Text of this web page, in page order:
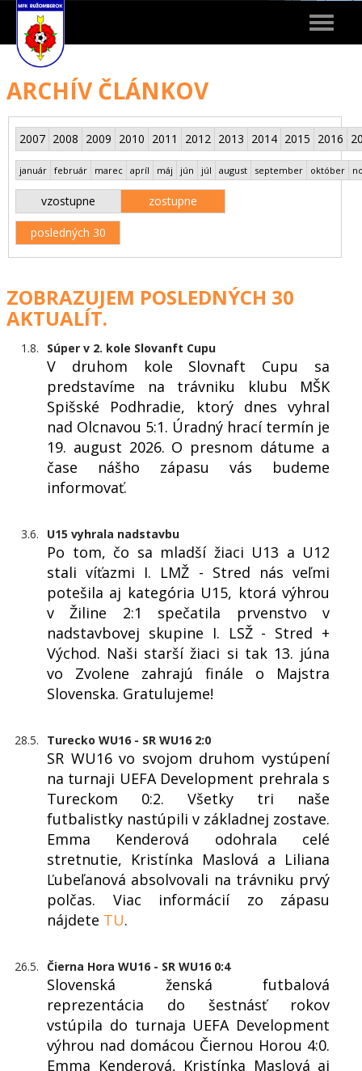
Toggle
ARCHÍV ČLÁNKOV
2007 2008 2009 2010 2011 2012 2013 2014 2015 2016
január február marec apríl máj jún júl august september október
vzostupne zostupne
posledných 30
ZOBRAZUJEM POSLEDNÝCH 30
AKTUALÍT.
1.8. Súper v 2. kole Slovanft Cupu
V druhom kole Slovnaft Cupu sa
predstavíme na trávniku klubu MŠK
Spišské Podhradie, ktorý dnes vyhral
nad Olcnavou 5:1. Úradný hrací termín je
19. august 2026. O presnom dátume a
čase nášho zápasu vás budeme
informovať.
3.6. U15 vyhrala nadstavbu
Po tom, čo sa mladší žiaci U13 a U12
stali víťazmi I. LMŽ - Stred nás veľmi
potešila aj kategória U15, ktorá výhrou
v Žiline 2:1 spečatila prvenstvo v
nadstavbovej skupine I. LSŽ - Stred +
Východ. Naši starší žiaci si tak 13. júna
vo Zvolene zahrajú finále o Majstra
Slovenska. Gratulujeme!
28.5. Turecko WU16 - SR WU16 2:0
SR WU16 vo svojom druhom vystúpení
na turnaji UEFA Development prehrala s
Tureckom 0:2. Všetky tri naše
futbalistky nastúpili v základnej zostave.
Emma Kenderová odohrala celé
stretnutie, Kristínka Maslová a Liliana
Ľubeľanová absolvovali na trávniku prvý
polčas. Viac informácií zo zápasu
nájdete TU.
26.5. Čierna Hora WU16 - SR WU16 0:4
Slovenská ženská futbalová
reprezentácia do šestnásť rokov
vstúpila do turnaja UEFA Development
výhrou nad domácou Čiernou Horou 4:0.
Emma Kenderová, Kristínka Maslová aj